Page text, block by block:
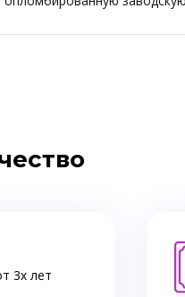
3х лет